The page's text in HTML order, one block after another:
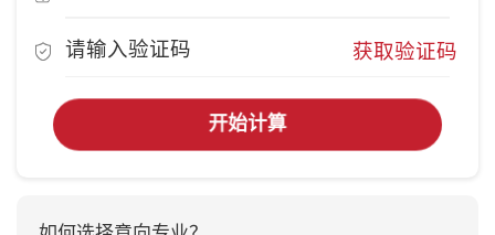
获取验证码
开始计算